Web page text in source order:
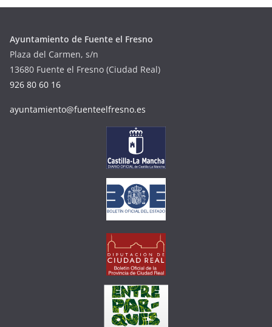
Ayuntamiento de Fuente el Fresno
Plaza del Carmen, s/n
13680 Fuente el Fresno (Ciudad Real)
926 80 60 16
ayuntamiento@fuenteelfresno.es